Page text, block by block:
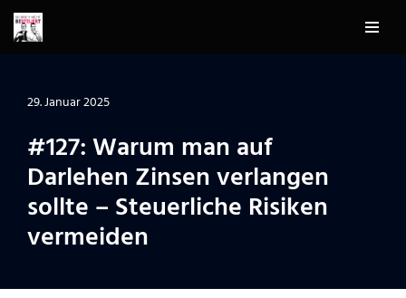
Zum
springen
29. Januar 2025
#127: Warum man auf
Darlehen Zinsen verlangen
sollte – Steuerliche Risiken
vermeiden